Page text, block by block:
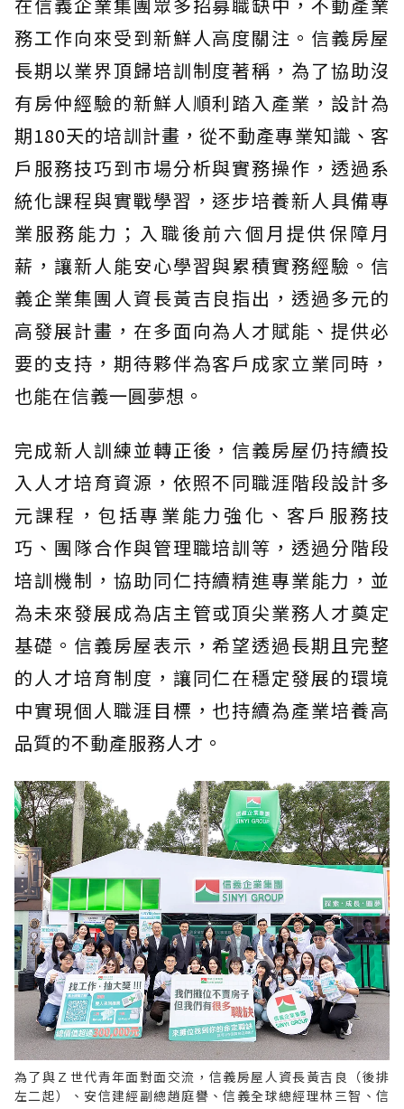
在信義企業集團眾多招募職缺中，不動產業
務工作向來受到新鮮人高度關注。信義房屋
長期以業界頂歸培訓制度著稱，為了協助沒
有房仲經驗的新鮮人順利踏入產業，設計為
期180天的培訓計畫，從不動產專業知識、客
戶服務技巧到市場分析與實務操作，透過系
統化課程與實戰學習，逐步培養新人具備專
業服務能力；入職後前六個月提供保障月
薪，讓新人能安心學習與累積實務經驗。信
義企業集團人資長黃吉良指出，透過多元的
高發展計畫，在多面向為人才賦能、提供必
要的支持，期待夥伴為客戶成家立業同時，
也能在信義一圓夢想。
完成新人訓練並轉正後，信義房屋仍持續投
入人才培育資源，依照不同職涯階段設計多
元課程，包括專業能力強化、客戶服務技
巧、團隊合作與管理職培訓等，透過分階段
培訓機制，協助同仁持續精進專業能力，並
為未來發展成為店主管或頂尖業務人才奠定
基礎。信義房屋表示，希望透過長期且完整
的人才培育制度，讓同仁在穩定發展的環境
中實現個人職涯目標，也持續為產業培養高
品質的不動產服務人才。
為了與Ｚ世代青年面對面交流，信義房屋人資長黃吉良（後排
左二起）、安信建經副總趙庭譽、信義全球總經理林三智、信